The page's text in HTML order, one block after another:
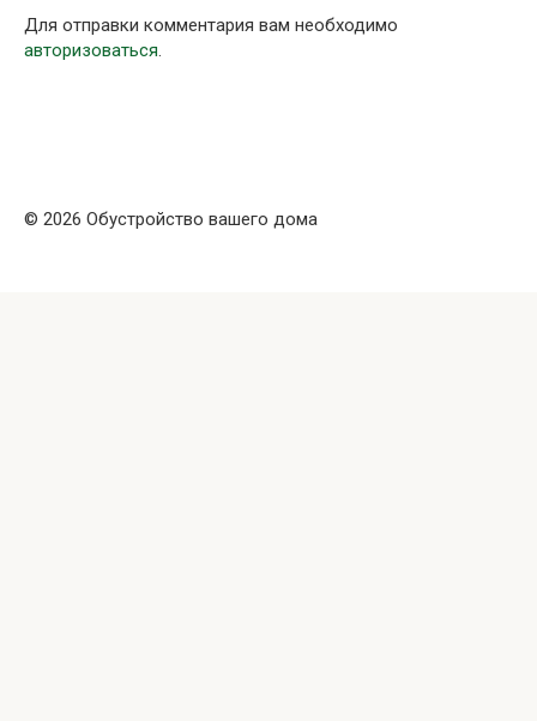
Для отправки комментария вам необходимо
авторизоваться.
© 2026 Обустройство вашего дома